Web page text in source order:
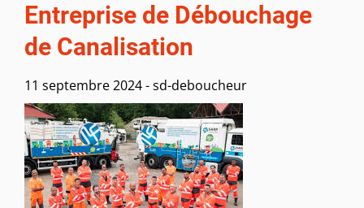
Entreprise de Débouchage
de Canalisation
11 septembre 2024-sd-deboucheur